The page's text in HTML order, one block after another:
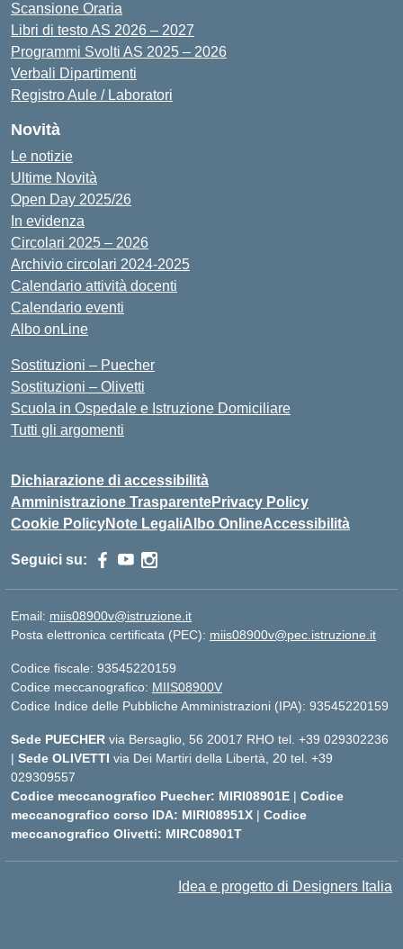
Scansione Oraria
Libri di testo AS 2026 – 2027
Programmi Svolti AS 2025 – 2026
Verbali Dipartimenti
Registro Aule / Laboratori
Novità
Le notizie
Ultime Novità
Open Day 2025/26
In evidenza
Circolari 2025 – 2026
Archivio circolari 2024-2025
Calendario attività docenti
Calendario eventi
Albo onLine
Sostituzioni – Puecher
Sostituzioni – Olivetti
Scuola in Ospedale e Istruzione Domiciliare
Tutti gli argomenti
Dichiarazione di accessibilità
Amministrazione TrasparentePrivacy Policy
Cookie PolicyNote LegaliAlbo OnlineAccessibilità
Seguici su:
Email: miis08900v@istruzione.it
Posta elettronica certificata (PEC): miis08900v@pec.istruzione.it
Codice fiscale: 93545220159
Codice meccanografico: MIIS08900V
Codice Indice delle Pubbliche Amministrazioni (IPA): 93545220159
Sede PUECHER via Bersaglio, 56 20017 RHO tel. +39 029302236
| Sede OLIVETTI via Dei Martiri della Libertà, 20 tel. +39
029309557
Codice meccanografico Puecher: MIRI08901E | Codice
meccanografico corso IDA: MIRI08951X | Codice
meccanografico Olivetti: MIRC08901T
Idea e progetto di Designers Italia